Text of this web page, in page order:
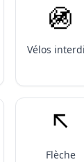
🚳
Vélos
↖️
Flèche